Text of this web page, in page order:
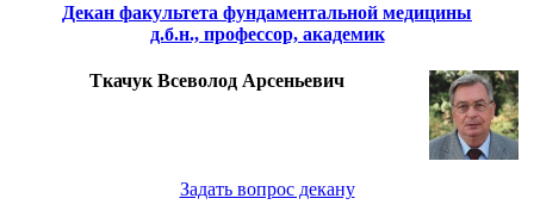
Декан факультета фундаментальной медицины
д.б.н., профессор, академик
Ткачук Всеволод Арсеньевич
Задать вопрос декану